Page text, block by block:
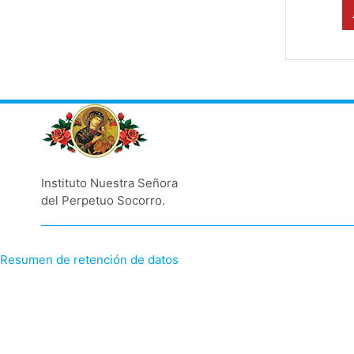
Instituto Nuestra Señora
del Perpetuo Socorro.
Resumen de retención de datos